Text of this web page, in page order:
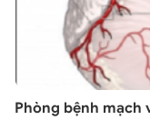
Phòng bệnh mạch